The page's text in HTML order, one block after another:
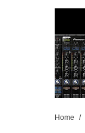
Home /